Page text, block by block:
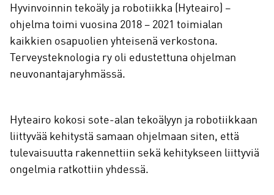
Hyvinvoinnin tekoäly ja robotiikka (Hyteairo) –
ohjelma toimi vuosina 2018 – 2021 toimialan
kaikkien osapuolien yhteisenä verkostona.
Terveysteknologia ry oli edustettuna ohjelman
neuvonantajaryhmässä.
Hyteairo kokosi sote-alan tekoälyyn ja robotiikkaan
liittyvää kehitystä samaan ohjelmaan siten, että
tulevaisuutta rakennettiin sekä kehitykseen liittyviä
ongelmia ratkottiin yhdessä.